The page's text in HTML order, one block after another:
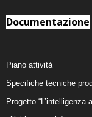
Documentazione
Piano attività
Specifiche tecniche
Progetto